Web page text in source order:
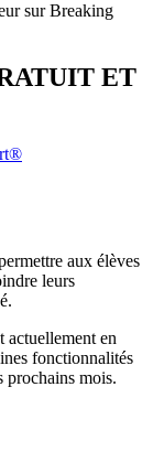
sur Breaking
ET
aux élèves
leurs
en
fonctionnalités
prochains mois.